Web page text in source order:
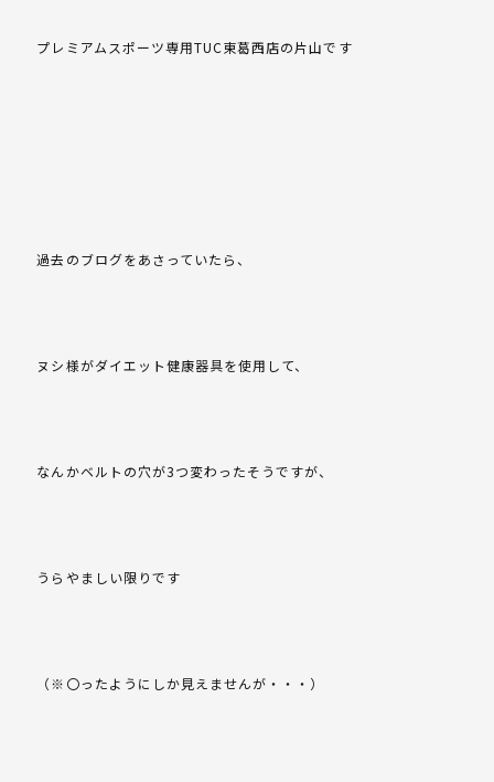
プレミアムスポーツ専用TUC東葛西店の片山です
過去のブログをあさっていたら、
ヌシ様がダイエット健康器具を使用して、
なんかベルトの穴が3つ変わったそうですが、
うらやましい限りです
（※〇ったようにしか見えませんが・・・）